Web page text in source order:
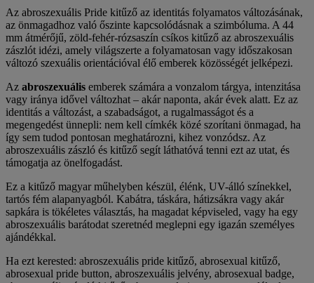
Az abroszexuális Pride kitűző az identitás folyamatos változásának,
az önmagadhoz való őszinte kapcsolódásnak a szimbóluma. A 44
mm átmérőjű, zöld-fehér-rózsaszín csíkos kitűző az abroszexuális
zászlót idézi, amely világszerte a folyamatosan vagy időszakosan
változó szexuális orientációval élő emberek közösségét jelképezi.
Az abroszexuális emberek számára a vonzalom tárgya, intenzitása
vagy iránya idővel változhat – akár naponta, akár évek alatt. Ez az
identitás a változást, a szabadságot, a rugalmasságot és a
megengedést ünnepli: nem kell címkék közé szorítani önmagad, ha
így sem tudod pontosan meghatározni, kihez vonzódsz. Az
abroszexuális zászló és kitűző segít láthatóvá tenni ezt az utat, és
támogatja az önelfogadást.
Ez a kitűző magyar műhelyben készül, élénk, UV-álló színekkel,
tartós fém alapanyagból. Kabátra, táskára, hátizsákra vagy akár
sapkára is tökéletes választás, ha magadat képviseled, vagy ha egy
abroszexuális barátodat szeretnéd meglepni egy igazán személyes
ajándékkal.
Ha ezt kerested: abroszexuális pride kitűző, abrosexual kitűző,
abrosexual pride button, abroszexuális jelvény, abrosexual badge,